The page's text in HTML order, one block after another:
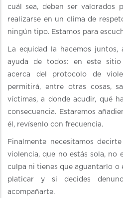
cuál sea, deben ser valorados
realizarse en un clima de
ningún tipo. Estamos para
La equidad la hacemos juntos,
ayuda de todos: en este sitio
acerca del protocolo de
permitirá, entre otras cosas,
víctimas, a donde acudir, qué
consecuencia. Estaremos
él, revísenlo con frecuencia.
Finalmente necesitamos
violencia, que no estás sola, no
culpa ni tienes que aguantarlo o
platicar y si decides
acompañarte.